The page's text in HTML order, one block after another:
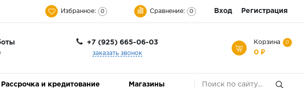
Избранное: 0 Сравнение: 0 Вход Регистрация
+7 (925) 665-06-03
заказать звонок
Корзина 0
0 ₽
Рассрочка и кредитование Магазины